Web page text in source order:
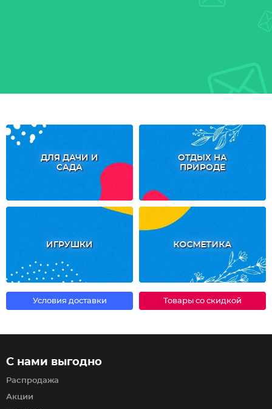
ДЛЯ ДАЧИ И
САДА
ОТДЫХ НА
ПРИРОДЕ
ИГРУШКИ КОСМЕТИКА
Условия доставки Товары со скидкой
С нами выгодно
Распродажа
Акции